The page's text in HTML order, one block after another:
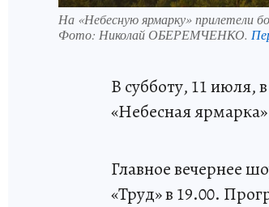
На «Небесную ярмарку» прилетели
Фото: Николай ОБЕРЕМЧЕНКО.
В субботу, 11 июля,
«Небесная
Главное вечернее
«Труд» в 19.00.